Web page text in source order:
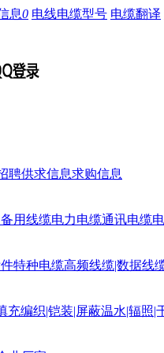
息0 电线电缆型号 电缆翻译
聘供求信息求购信息
用线缆电力电缆通讯电缆
特种电缆高频线缆|数据线
充编织|铠装|屏蔽温水|辐照|